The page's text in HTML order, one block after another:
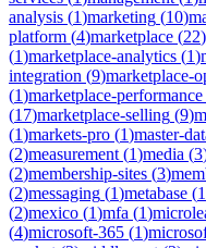
analysis (1)marketing (10)
platform (4)marketplace (22)
(1)marketplace-analytics (1)
integration (9)marketplace-
(1)marketplace-performance
(17)marketplace-selling (9)
(1)markets-pro (1)master-
(2)measurement (1)media (3
(2)membership-sites (3)
(2)messaging (1)metabase (1
(2)mexico (1)mfa (1)
(4)microsoft-365 (1)